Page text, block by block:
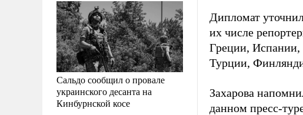
Сальдо сообщил о провале
украинского десанта на
Кинбурнской косе
Дипломат
их числе
Греции,
Турции,
Захарова
данном пресс-